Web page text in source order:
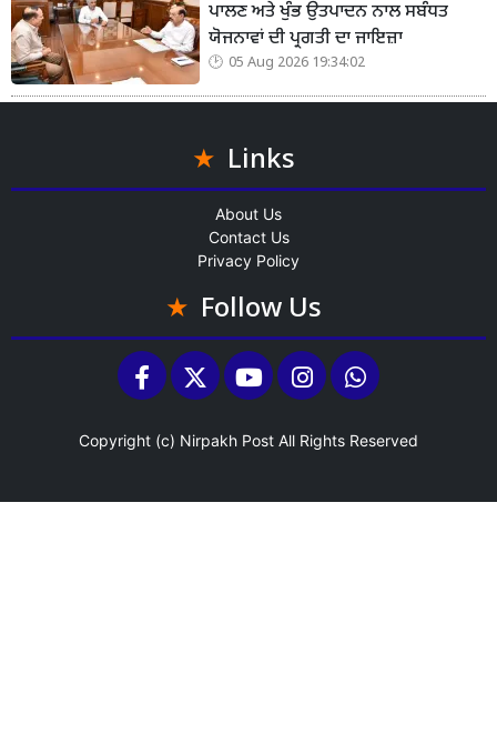
ਪਾਲਣ ਅਤੇ ਖੁੰਭ ਉਤਪਾਦਨ ਨਾਲ ਸਬੰਧਤ
ਯੋਜਨਾਵਾਂ ਦੀ ਪ੍ਰਗਤੀ ਦਾ ਜਾਇਜ਼ਾ
05 Aug 2026 19:34:02
Links
About Us
Contact Us
Privacy Policy
Follow Us
Copyright (c) Nirpakh Post All Rights Reserved